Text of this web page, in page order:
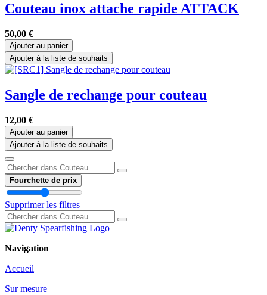
Couteau inox attache rapide ATTACK
50,00 €
Ajouter au panier
Ajouter à la liste de souhaits
Sangle de rechange pour couteau
12,00 €
Ajouter au panier
Ajouter à la liste de souhaits
Fourchette de prix
Supprimer les filtres
Navigation
Accueil
Sur mesure